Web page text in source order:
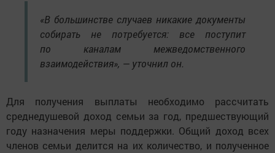
«В большинстве случаев никакие документы
собирать не потребуется: все поступит
по каналам межведомственного
взаимодействия», — уточнил он.
Для получения выплаты необходимо рассчитать
среднедушевой доход семьи за год, предшествующий
году назначения меры поддержки. Общий доход всех
членов семьи делится на их количество, и полученное